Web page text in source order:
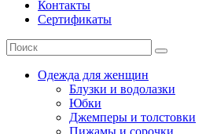
Контакты
Сертификаты
Одежда для женщин
Блузки и водолазки
Юбки
Джемперы и толстовки